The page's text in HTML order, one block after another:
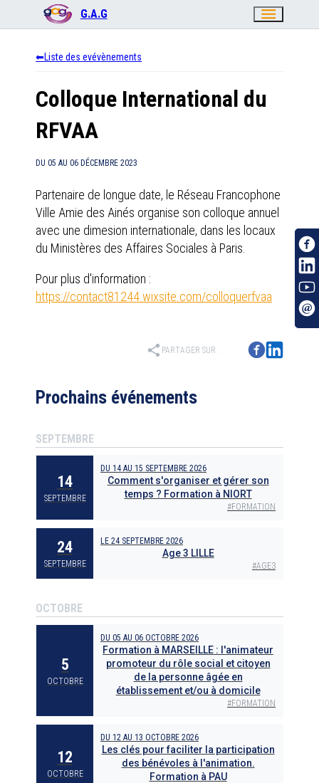
G.A.G menu
Liste des evévènements
Colloque International du
RFVAA
DU 05 AU 06 DÉCEMBRE 2023
Partenaire de longue date, le Réseau Francophone
Ville Amie des Ainés organise son colloque annuel
avec une dimesion internationale, dans les locaux
du Ministères des Affaires Sociales à Paris.
Pour plus d'information :
https://contact81244.wixsite.com/colloquerfvaa
share PARTAGER SUR :
Prochains événements
SEPTEMBRE
14
SEPTEMBRE
DU 14 AU 15 SEPTEMBRE 2026
Comment s'organiser et gérer son
temps ? Formation à NIORT
#FORMATION
24
SEPTEMBRE
LE 24 SEPTEMBRE 2026
Age 3 LILLE
#AGE3
OCTOBRE
5
OCTOBRE
DU 05 AU 06 OCTOBRE 2026
Formation à MARSEILLE : l'animateur
promoteur du rôle social et citoyen
de la personne âgée en
établissement et/ou à domicile
#FORMATION
12
OCTOBRE
DU 12 AU 13 OCTOBRE 2026
Les clés pour faciliter la participation
des bénévoles à l'animation.
Formation à PAU